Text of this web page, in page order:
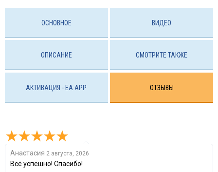
ОСНОВНОЕ ВИДЕО
ОПИСАНИЕ СМОТРИТЕ ТАКЖЕ
АКТИВАЦИЯ - EA APP ОТЗЫВЫ
Анастасия 2 августа, 2026
Всё успешно! Спасибо!